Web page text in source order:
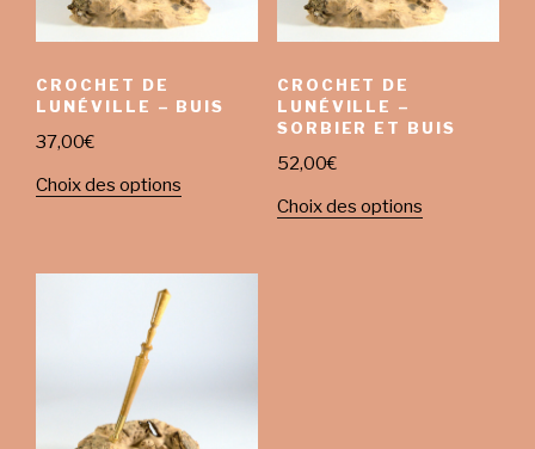
CROCHET DE
LUNÉVILLE – BUIS
37,00€
Choix des options
CROCHET DE
LUNÉVILLE –
SORBIER ET BUIS
52,00€
Choix des options